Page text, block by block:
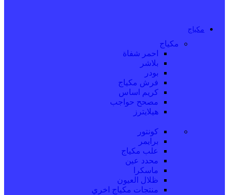
مكياج
مكياج
احمر شفاة
بلاشر
بودر
فرش مكياج
كريم اساس
مصحح حواجب
هيلايترز
كونتور
برايمر
علب مكياج
محدد عين
ماسكرا
ظلال العيون
منتجات مكياج اخري